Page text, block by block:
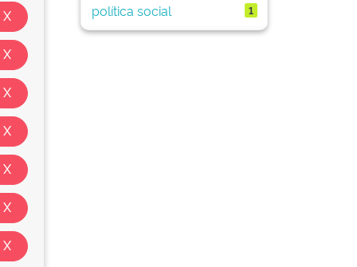
política social 1